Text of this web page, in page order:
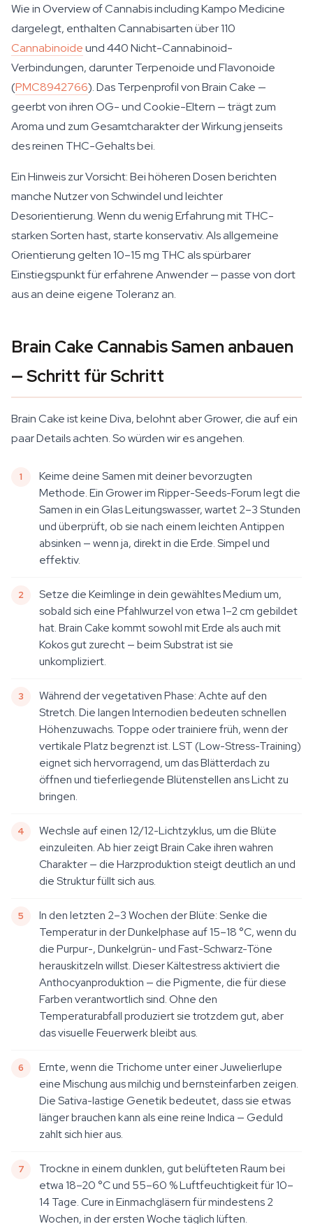
Wie inOverview of Cannabis including Kampo Medicine
dargelegt, enthalten Cannabisarten über 110
Cannabinoideund 440 Nicht-Cannabinoid-
Verbindungen, darunter Terpenoide und Flavonoide
(PMC8942766). Das Terpenprofil von Brain Cake —
geerbt von ihren OG- und Cookie-Eltern — trägt zum
Aroma und zum Gesamtcharakter der Wirkung jenseits
des reinen THC-Gehalts bei.
Ein Hinweis zur Vorsicht: Bei höheren Dosen berichten
manche Nutzer von Schwindel und leichter
Desorientierung. Wenn du wenig Erfahrung mit THC-
starken Sorten hast, starte konservativ. Als allgemeine
Orientierung gelten 10–15 mg THC als spürbarer
Einstiegspunkt für erfahrene Anwender — passe von dort
aus an deine eigene Toleranz an.
Brain Cake Cannabis Samen anbauen
— Schritt für Schritt
Brain Cake ist keine Diva, belohnt aber Grower, die auf ein
paar Details achten. So würden wir es angehen.
Keime deine Samen mit deiner bevorzugten
Methode. Ein Grower im Ripper-Seeds-Forum legt die
Samen in ein Glas Leitungswasser, wartet 2–3 Stunden
und überprüft, ob sie nach einem leichten Antippen
absinken — wenn ja, direkt in die Erde. Simpel und
effektiv.
Setze die Keimlinge in dein gewähltes Medium um,
sobald sich eine Pfahlwurzel von etwa 1–2 cm gebildet
hat. Brain Cake kommt sowohl mit Erde als auch mit
Kokos gut zurecht — beim Substrat ist sie
unkompliziert.
Während der vegetativen Phase: Achte auf den
Stretch. Die langen Internodien bedeuten schnellen
Höhenzuwachs. Toppe oder trainiere früh, wenn der
vertikale Platz begrenzt ist. LST (Low-Stress-Training)
eignet sich hervorragend, um das Blätterdach zu
öffnen und tieferliegende Blütenstellen ans Licht zu
bringen.
Wechsle auf einen 12/12-Lichtzyklus, um die Blüte
einzuleiten. Ab hier zeigt Brain Cake ihren wahren
Charakter — die Harzproduktion steigt deutlich an und
die Struktur füllt sich aus.
In den letzten 2–3 Wochen der Blüte: Senke die
Temperatur in der Dunkelphase auf 15–18 °C, wenn du
die Purpur-, Dunkelgrün- und Fast-Schwarz-Töne
herauskitzeln willst. Dieser Kältestress aktiviert die
Anthocyanproduktion — die Pigmente, die für diese
Farben verantwortlich sind. Ohne den
Temperaturabfall produziert sie trotzdem gut, aber
das visuelle Feuerwerk bleibt aus.
Ernte, wenn die Trichome unter einer Juwelierlupe
eine Mischung aus milchig und bernsteinfarben zeigen.
Die Sativa-lastige Genetik bedeutet, dass sie etwas
länger brauchen kann als eine reine Indica — Geduld
zahlt sich hier aus.
Trockne in einem dunklen, gut belüfteten Raum bei
etwa 18–20 °C und 55–60 % Luftfeuchtigkeit für 10–
14 Tage. Cure in Einmachgläsern für mindestens 2
Wochen, in der ersten Woche täglich lüften.